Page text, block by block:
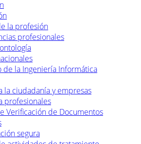
la profesión
profesionales
de la Ingeniería Informática
la ciudadanía y empresas
profesionales
Verificación de Documentos
segura